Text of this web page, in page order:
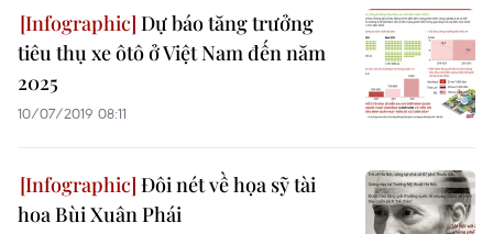
Dự báo tăng trưởng
tiêu thụ xe ôtô ở Việt Nam đến năm
2025
10/07/2019 08:11
Đôi nét về họa sỹ tài
hoa Bùi Xuân Phái